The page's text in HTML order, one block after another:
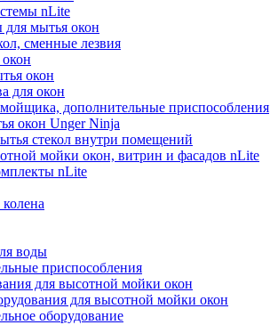
nLite
мытья окон
сменные лезвия
окон
для окон
дополнительные приспособления
окон Unger Ninja
стекол внутри помещений
мойки окон, витрин и фасадов nLite
nLite
воды
приспособления
для высотной мойки окон
для высотной мойки окон
оборудование